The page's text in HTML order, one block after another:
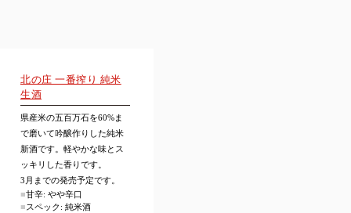
北の庄 一番搾り 純米
生酒
県産米の五百万石を60%ま
で磨いて吟醸作りした純米
新酒です。軽やかな味とス
ッキリした香りです。
3月までの発売予定です。
■甘辛: やや辛口
■スペック: 純米酒